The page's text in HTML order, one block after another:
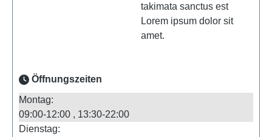
takimata sanctus est
Lorem ipsum dolor sit
amet.
Öffnungszeiten
Montag:
09:00-12:00
13:30-22:00
Dienstag: